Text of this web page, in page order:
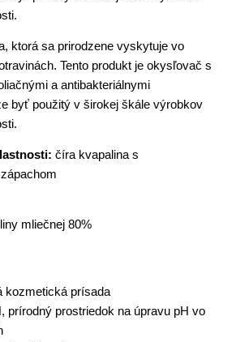
ktorá sa prirodzene vyskytuje vo
Tento produkt je okysľovač s
a antibakteriálnymi
byť použitý v širokej škále výrobkov
číra kvapalina s
mliečnej 80%
kozmetická prísada
prírodný prostriedok na úpravu pH vo